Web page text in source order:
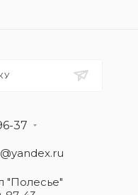
37
"Полесье"